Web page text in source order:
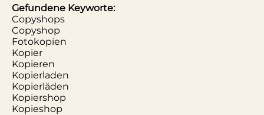
Gefundene Keyworte:
Copyshops
Copyshop
Fotokopien
Kopier
Kopieren
Kopierladen
Kopierläden
Kopiershop
Kopieshop